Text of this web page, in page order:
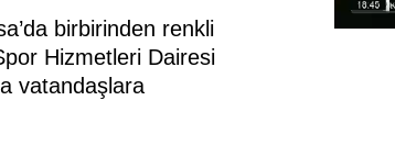
birbirinden renkli
Hizmetleri Dairesi
vatandaşlara